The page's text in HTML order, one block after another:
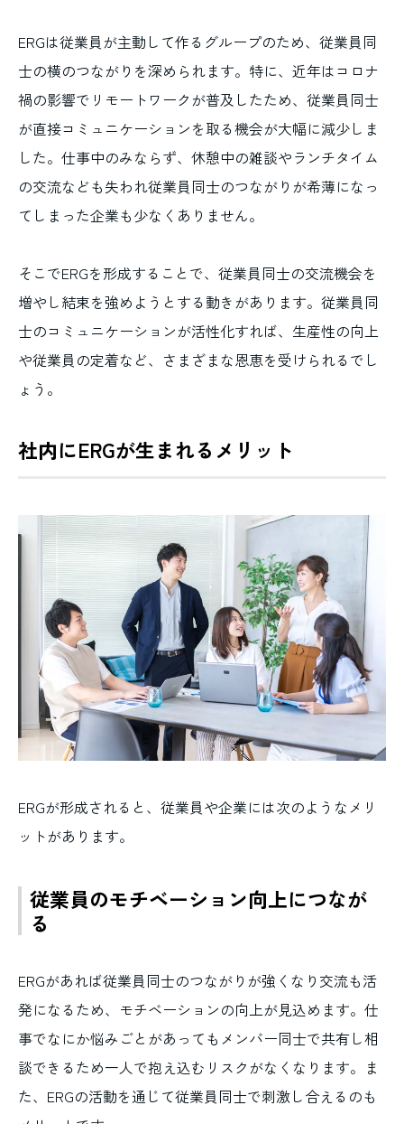
ERGは従業員が主動して作るグループのため、従業員同
士の横のつながりを深められます。特に、近年はコロナ
禍の影響でリモートワークが普及したため、従業員同士
が直接コミュニケーションを取る機会が大幅に減少しま
した。仕事中のみならず、休憩中の雑談やランチタイム
の交流なども失われ従業員同士のつながりが希薄になっ
てしまった企業も少なくありません。
そこでERGを形成することで、従業員同士の交流機会を
増やし結束を強めようとする動きがあります。従業員同
士のコミュニケーションが活性化すれば、生産性の向上
や従業員の定着など、さまざまな恩恵を受けられるでし
ょう。
社内にERGが生まれるメリット
ERGが形成されると、従業員や企業には次のようなメリ
ットがあります。
従業員のモチベーション向上につなが
る
ERGがあれば従業員同士のつながりが強くなり交流も活
発になるため、モチベーションの向上が見込めます。仕
事でなにか悩みごとがあってもメンバー同士で共有し相
談できるため一人で抱え込むリスクがなくなります。ま
た、ERGの活動を通じて従業員同士で刺激し合えるのも